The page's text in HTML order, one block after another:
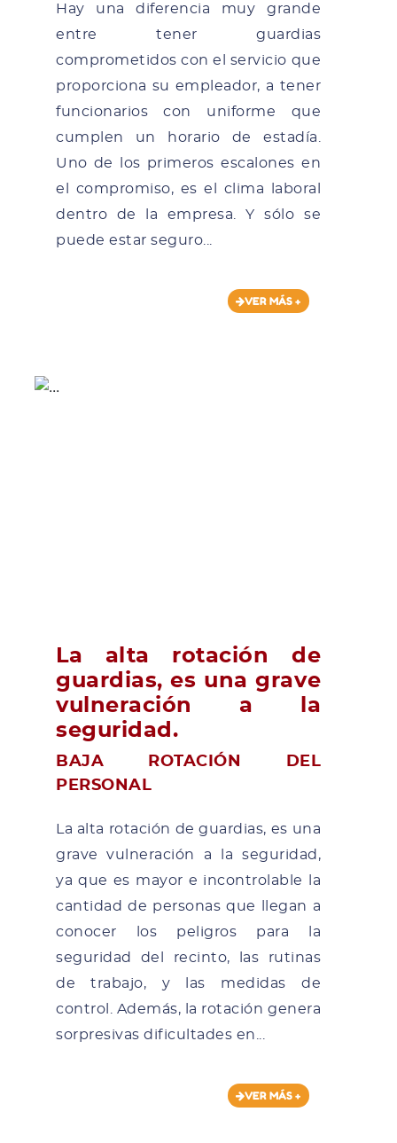
Hay una diferencia muy grande
entre tener guardias
comprometidos con el servicio que
proporciona su empleador, a tener
funcionarios con uniforme que
cumplen un horario de estadía.
Uno de los primeros escalones en
el compromiso, es el clima laboral
dentro de la empresa. Y sólo se
puede estar seguro...
VER MÁS +
La alta rotación de
guardias, es una grave
vulneración a la
seguridad.
BAJA ROTACIÓN DEL
PERSONAL
La alta rotación de guardias, es una
grave vulneración a la seguridad,
ya que es mayor e incontrolable la
cantidad de personas que llegan a
conocer los peligros para la
seguridad del recinto, las rutinas
de trabajo, y las medidas de
control. Además, la rotación genera
sorpresivas dificultades en...
VER MÁS +